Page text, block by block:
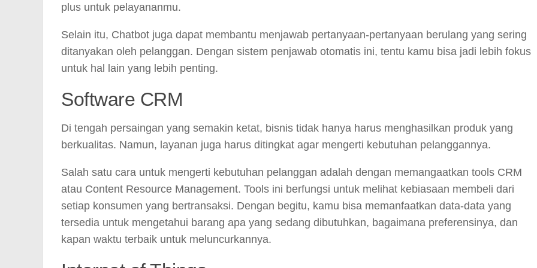
plus untuk pelayananmu.
Selain itu, Chatbot juga dapat membantu menjawab pertanyaan-pertanyaan berulang yang sering
ditanyakan oleh pelanggan. Dengan sistem penjawab otomatis ini, tentu kamu bisa jadi lebih fokus
untuk hal lain yang lebih penting.
Software CRM
Di tengah persaingan yang semakin ketat, bisnis tidak hanya harus menghasilkan produk yang
berkualitas. Namun, layanan juga harus ditingkat agar mengerti kebutuhan pelanggannya.
Salah satu cara untuk mengerti kebutuhan pelanggan adalah dengan memangaatkan tools CRM
atau Content Resource Management. Tools ini berfungsi untuk melihat kebiasaan membeli dari
setiap konsumen yang bertransaksi. Dengan begitu, kamu bisa memanfaatkan data-data yang
tersedia untuk mengetahui barang apa yang sedang dibutuhkan, bagaimana preferensinya, dan
kapan waktu terbaik untuk meluncurkannya.